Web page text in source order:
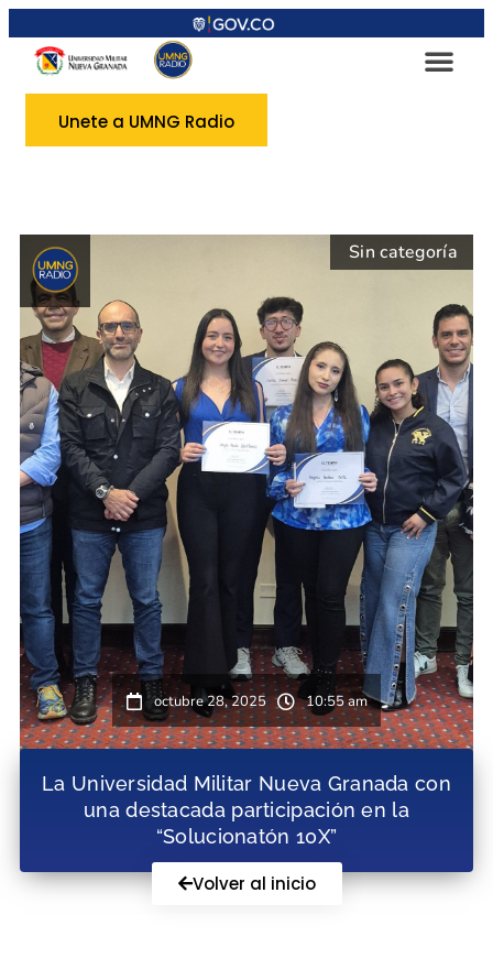
Unete a UMNG Radio
Sin categoría
octubre 28, 2025 10:55 am
La Universidad Militar Nueva Granada con
una destacada participación en la
“Solucionatón 10X”
Volver al inicio